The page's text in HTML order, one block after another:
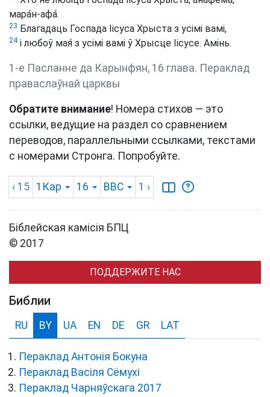
мара́н-афа́.
23 Благадаць Госпада Іісуса Хрыста з усімі вамі,
24і любоў мая́ з усімі вамі ў Хрысце Іісусе. Амінь.
1-е Пасланне да Карынфян, 16 глава. Пераклад
праваслаўнай царквы
Обратите внимание! Номера стихов — это
ссылки, ведущие на раздел со сравнением
переводов, параллельными ссылками, текстами
с номерами Стронга. Попробуйте.
‹ 15 1Кар 16 BBC 1 ›
Біблейская камісія БПЦ
© 2017
ПОДДЕРЖИТЕ НАС
Библии
RU BY UA EN DE GR LAT
Пераклад Антонія Бокуна
Пераклад Васіля Сёмухі
Пераклад Чарняўскага 2017